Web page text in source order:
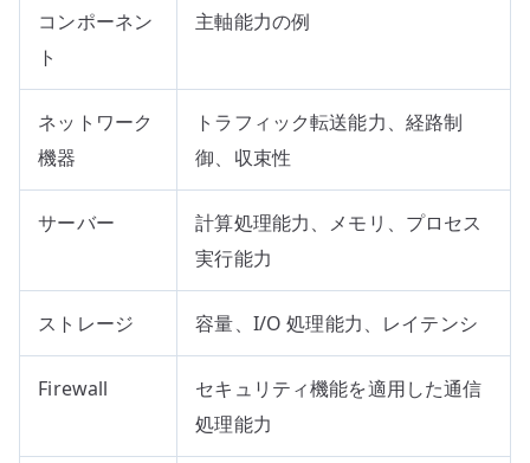
コンポーネン
ト
主軸能力の例
ネットワーク
機器
トラフィック転送能力、経路制
御、収束性
サーバー
計算処理能力、メモリ、プロセス
実行能力
ストレージ 容量、I/O 処理能力、レイテンシ
Firewall
セキュリティ機能を適用した通信
処理能力